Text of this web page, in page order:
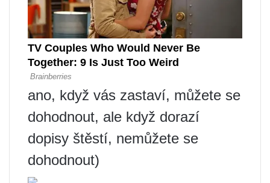
ano, když vás zastaví, můžete se
dohodnout, ale když dorazí
dopisy štěstí, nemůžete se
dohodnout)